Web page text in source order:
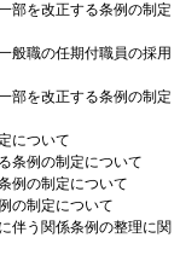
部を改正する条例の制定
般職の任期付職員の採用
部を改正する条例の制定
について
条例の制定について
例の制定について
の制定について
伴う関係条例の整理に関